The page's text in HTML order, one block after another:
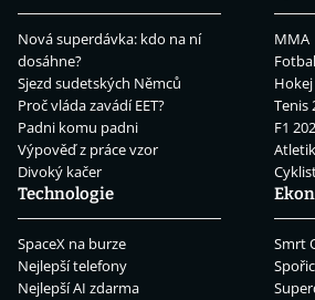
Nová superdávka: kdo na ní
dosáhne?
Sjezd sudetských Němců
Proč vláda zavádí EET?
Padni komu padni
Výpověď z práce vzor
Divoký kačer
MMA
Tenis
F1
Technologie
SpaceX na burze
Nejlepší telefony
Nejlepší AI zdarma
Smrt